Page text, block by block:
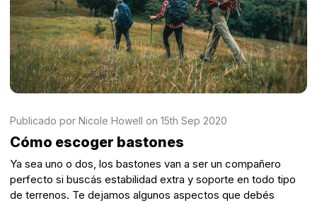
Publicado por Nicole Howell on 15th Sep 2020
Cómo escoger bastones
Ya sea uno o dos, los bastones van a ser un compañero
perfecto si buscás estabilidad extra y soporte en todo tipo
de terrenos. Te dejamos algunos aspectos que debés